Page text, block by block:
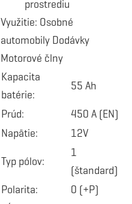
prostrediu
Využitie: Osobné
automobily Dodávky
Motorové člny
Kapacita
batérie:
55 Ah
Prúd:
450 A (EN)
Napätie:
12V
Typ pólov:
1
(štandard)
Polarita:
0 (+P)